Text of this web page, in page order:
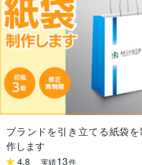
るごと制作」
さ、グラフィックデザインは
向けた記事やLPの原稿も含
覧ください↓
ブランドを引き立てる紙袋を
作します
4.8 実績13件